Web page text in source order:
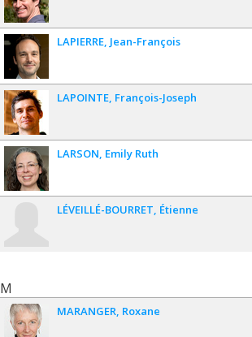
LAPIERRE Jean-François
LAPOINTE François-Joseph
LARSON Emily Ruth
LÉVEILLÉ-BOURRET Étienne
M
MARANGER Roxane